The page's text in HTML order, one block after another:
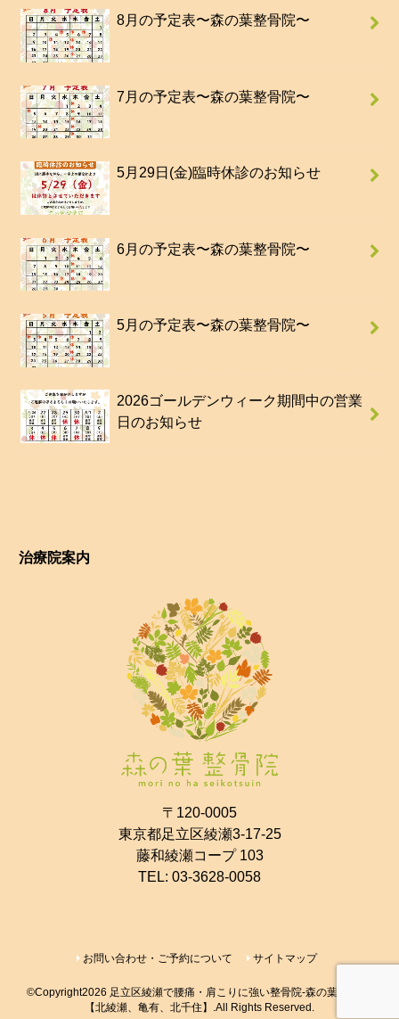
8月の予定表〜森の葉整骨院〜
7月の予定表〜森の葉整骨院〜
5月29日(金)臨時休診のお知らせ
6月の予定表〜森の葉整骨院〜
5月の予定表〜森の葉整骨院〜
2026ゴールデンウィーク期間中の営業
日のお知らせ
治療院案内
〒120-0005
東京都足立区綾瀬3-17-25
藤和綾瀬コープ 103
TEL: 03-3628-0058
お問い合わせ・ご予約について サイトマップ
©Copyright2026 足立区綾瀬で腰痛・肩こりに強い整骨院-森の葉整骨院-
【北綾瀬、亀有、北千住】
.All Rights Reserved.